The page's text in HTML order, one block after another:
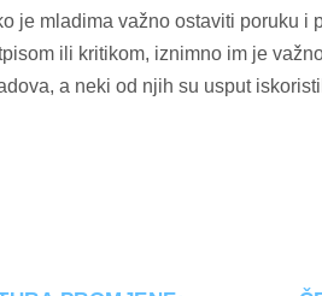
je mladima važno ostaviti poruku i
ili kritikom, iznimno im je
a neki od njih su usput